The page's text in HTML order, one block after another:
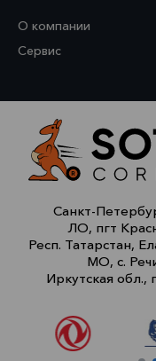
О компании
Сервис
Санкт-
ЛО, пгт
Респ. Татарстан,
МО, с.
Иркутская обл.,